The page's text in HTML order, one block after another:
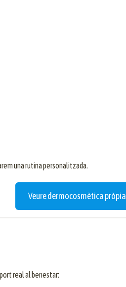
una rutina personalitzada.
Veure dermocosmètica pròpia
real al benestar: